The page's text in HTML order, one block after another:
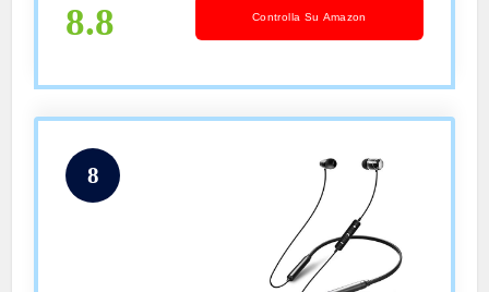
8.8 Controlla Su Amazon
8